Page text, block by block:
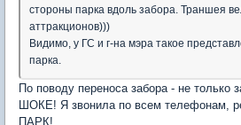
стороны парка вдоль забора. Траншея
аттракционов)))
Видимо, у ГС и г-на мэра такое
парка.
По поводу переноса забора - не только
ШОКЕ! Я звонила по всем телефонам,
ПАРК!